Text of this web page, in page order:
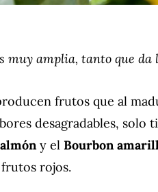
muy amplia, tanto que
frutos que al
desagradables, solo
y el Bourbon
rojos.